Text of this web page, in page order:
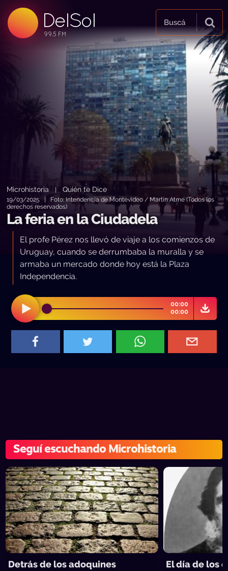
DelSol
99.5 FM
99.5 FM
99.5 FM
Buscá
Microhistoria |Quién te Dice
19/03/2025 | Foto: Intendencia de Montevideo / Martin Atme (Todos los
derechos reservados)
La feria en la Ciudadela
El profe Pérez nos llevó de viaje a los comienzos de
Uruguay, cuando se derrumbaba la muralla y se
armaba un mercado donde hoy está la Plaza
Independencia.
00:00
00:00
Seguí escuchando Microhistoria
Detrás de los adoquines El día de los